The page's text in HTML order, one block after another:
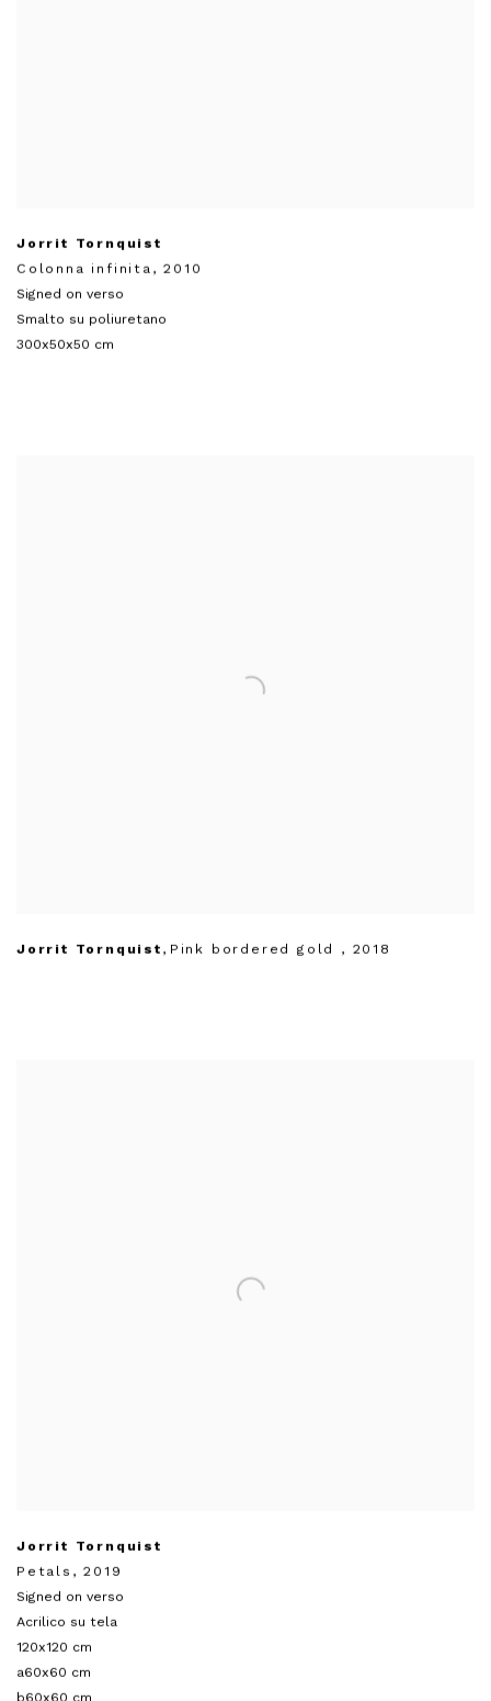
Jorrit Tornquist
Colonna infinita ,2010
Signed on verso
Smalto su poliuretano
300x50x50 cm
Jorrit Tornquist , Pink bordered gold , 2018
Jorrit Tornquist
Petals ,2019
Signed on verso
Acrilico su tela
120x120 cm
a60x60 cm